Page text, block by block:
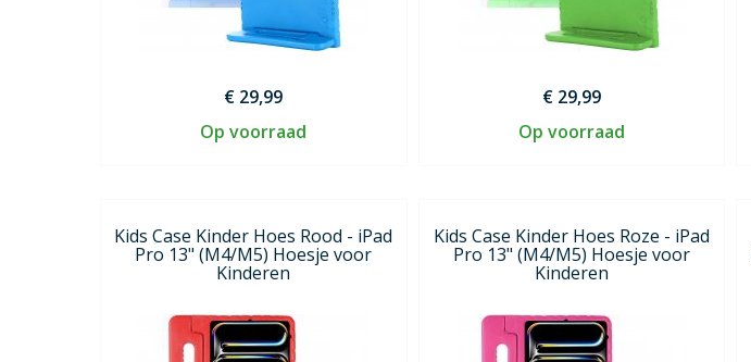
€ 29,99
Op voorraad
€ 29,99
Op voorraad
Kids Case Kinder Hoes Rood - iPad
Pro 13" (M4/M5) Hoesje voor
Kinderen
Kids Case Kinder Hoes Roze - iPad
Pro 13" (M4/M5) Hoesje voor
Kinderen